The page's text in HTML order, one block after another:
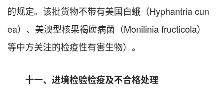
的规定。该批货物不带有美国白蛾（Hyphantria cun
ea）、美澳型核果褐腐病菌（Monilinia fructicola）
等中方关注的检疫性有害生物）。
十一、进境检验检疫及不合格处理